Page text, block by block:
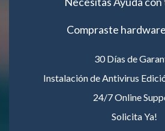
Compraste
30 Días de
Instalación de Antivirus
24/7 Online
Solicita Ya!